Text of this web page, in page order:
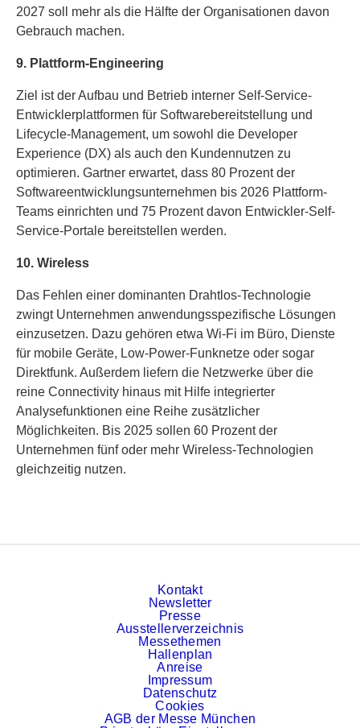
2027 soll mehr als die Hälfte der Organisationen davon
Gebrauch machen.
9. Plattform-Engineering
Ziel ist der Aufbau und Betrieb interner Self-Service-
Entwicklerplattformen für Softwarebereitstellung und
Lifecycle-Management, um sowohl die Developer
Experience (DX) als auch den Kundennutzen zu
optimieren. Gartner erwartet, dass 80 Prozent der
Softwareentwicklungsunternehmen bis 2026 Plattform-
Teams einrichten und 75 Prozent davon Entwickler-Self-
Service-Portale bereitstellen werden.
10. Wireless
Das Fehlen einer dominanten Drahtlos-Technologie
zwingt Unternehmen anwendungsspezifische Lösungen
einzusetzen. Dazu gehören etwa Wi-Fi im Büro, Dienste
für mobile Geräte, Low-Power-Funknetze oder sogar
Direktfunk. Außerdem liefern die Netzwerke über die
reine Connectivity hinaus mit Hilfe integrierter
Analysefunktionen eine Reihe zusätzlicher
Möglichkeiten. Bis 2025 sollen 60 Prozent der
Unternehmen fünf oder mehr Wireless-Technologien
gleichzeitig nutzen.
Kontakt
Newsletter
Presse
Ausstellerverzeichnis
Messethemen
Hallenplan
Anreise
Impressum
Datenschutz
Cookies
AGB der Messe München